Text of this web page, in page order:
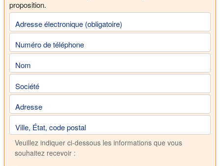
proposition.
Adresse électronique (obligatoire)
Numéro de téléphone
Nom
Société
Adresse
Ville, État, code postal
Veuillez indiquer ci-dessous les informations que vous
souhaitez recevoir :